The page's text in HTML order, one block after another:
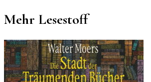
Mehr Lesestoff